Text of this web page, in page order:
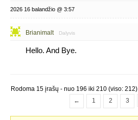
2026 16 balandžio @ 3:57
Brianimalt Dalyvis
Hello. And Bye.
Rodoma 15 įrašų - nuo 196 iki 210 (viso: 212)
←
1 2 3